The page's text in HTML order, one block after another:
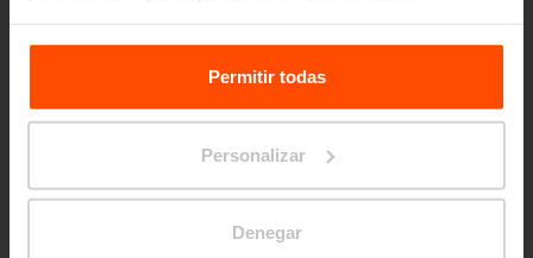
Para más información, visitePrinciples Relating to the
Processing Personal Data.Permitir todas
Personalizar
Denegar
5 razones para utilizar el HPL
baja conductividad térmica
permite un diseño elegante e innovador
fácil mantenimiento
gran versatilidad
Déjese inspirar por nuestra nueva gama